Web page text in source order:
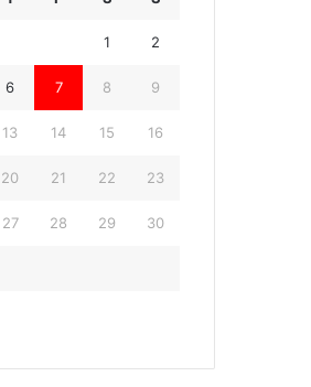
1 2
6 7 8 9
13 14 15 16
20 21 22 23
27 28 29 30